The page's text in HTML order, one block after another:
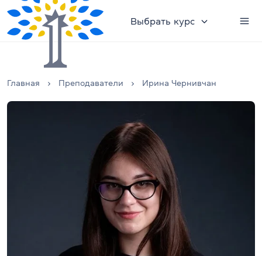
Выбрать курс
Главная Преподаватели Ирина Чернивчан